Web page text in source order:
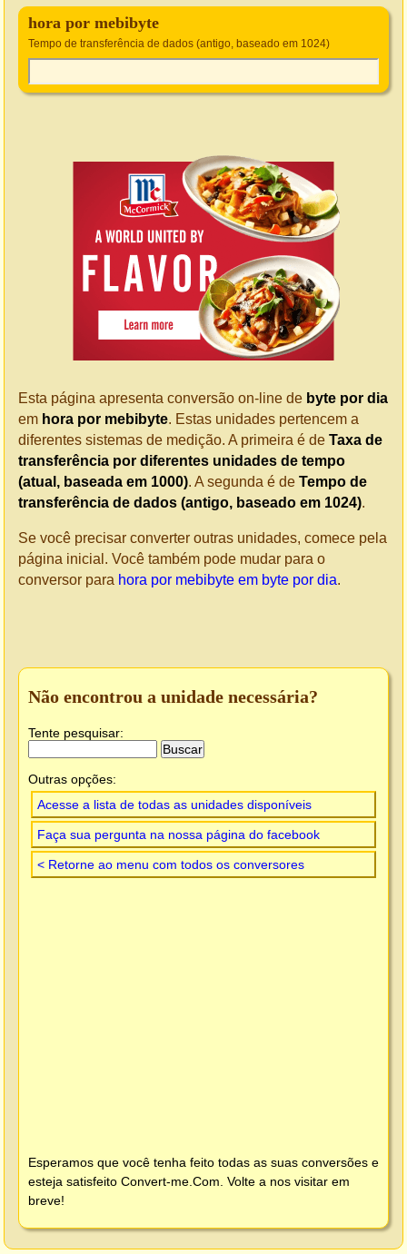
hora por mebibyte
Tempo de transferência de dados (antigo, baseado em 1024)
Esta página apresenta conversão on-line de byte por dia
em hora por mebibyte. Estas unidades pertencem a
diferentes sistemas de medição. A primeira é de Taxa de
transferência por diferentes unidades de tempo
(atual, baseada em 1000). A segunda é de Tempo de
transferência de dados (antigo, baseado em 1024).
Se você precisar converter outras unidades, comece pela
página inicial. Você também pode mudar para o
conversor para hora por mebibyte em byte por dia.
Não encontrou a unidade necessária?
Tente pesquisar:
Outras opções:
Acesse a lista de todas as unidades disponíveis
Faça sua pergunta na nossa página do facebook
< Retorne ao menu com todos os conversores
Esperamos que você tenha feito todas as suas conversões e
esteja satisfeito Convert-me.Com . Volte a nos visitar em
breve!